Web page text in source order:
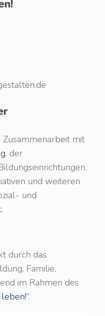
mit
, der
und weiteren
und
durch das
Familie,
im Rahmen des
.